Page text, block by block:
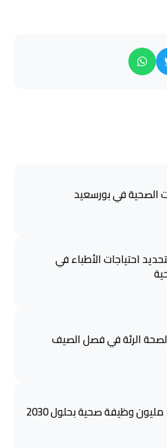
الصحية في بورسعيد
احتياجات الأطباء في
الرئة في فصل الصيف